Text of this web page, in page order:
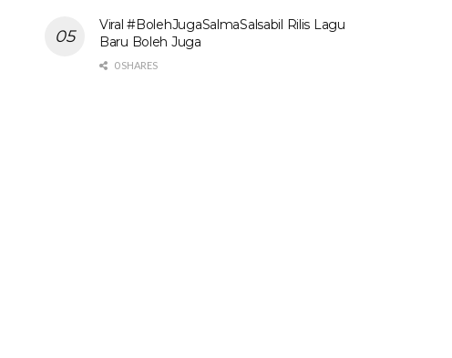
Viral #BolehJugaSalmaSalsabil Rilis Lagu
Baru Boleh Juga
0 SHARES